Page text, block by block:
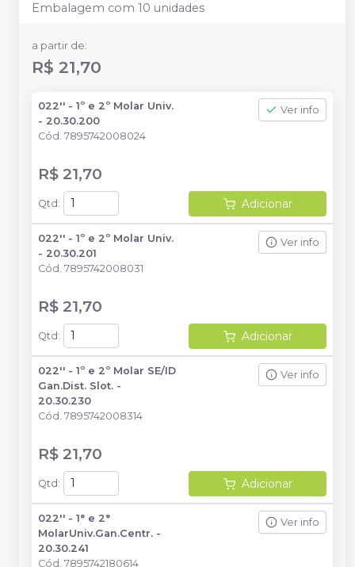
Embalagem com 10 unidades
a partir de:
R$ 21,70
022'' - 1º e 2º Molar Univ.
- 20.30.200
Cód. 7895742008024
Ver info
R$ 21,70
Qtd : Adicionar
022'' - 1º e 2º Molar Univ.
- 20.30.201
Cód. 7895742008031
Ver info
R$ 21,70
Qtd : Adicionar
022'' - 1º e 2º Molar SE/ID
Gan.Dist. Slot. -
20.30.230
Cód. 7895742008314
Ver info
R$ 21,70
Qtd : Adicionar
022'' - 1° e 2°
MolarUniv.Gan.Centr. -
20.30.241
Cód. 7895742180614
Ver info